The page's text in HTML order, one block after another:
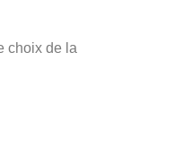
choix de la